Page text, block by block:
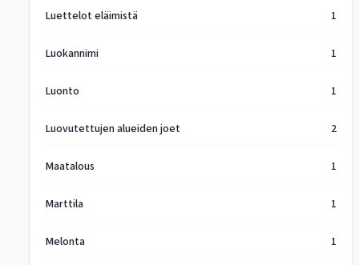
Luettelot eläimistä 1
Luokannimi 1
Luonto 1
Luovutettujen alueiden joet 2
Maatalous 1
Marttila 1
Melonta 1